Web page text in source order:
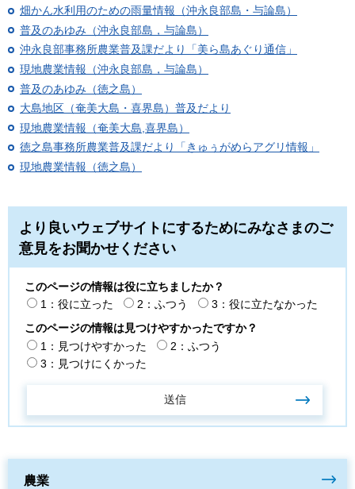
畑かん水利用のための雨量情報（沖永良部島・与論島）
普及のあゆみ（沖永良部島，与論島）
沖永良部事務所農業普及課だより「美ら島あぐり通信」
現地農業情報（沖永良部島，与論島）
普及のあゆみ（徳之島）
大島地区（奄美大島・喜界島）普及だより
現地農業情報（奄美大島,喜界島）
徳之島事務所農業普及課だより「きゅぅがめらアグリ情報」
現地農業情報（徳之島）
より良いウェブサイトにするためにみなさまのご
意見をお聞かせください
このページの情報は役に立ちましたか？
1：役に立った
2：ふつう
3：役に立たなかった
このページの情報は見つけやすかったですか？
1：見つけやすかった
2：ふつう
3：見つけにくかった
農業